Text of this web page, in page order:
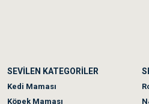
SEVİLEN KATEGORİLER
Kedi Maması
Köpek Maması